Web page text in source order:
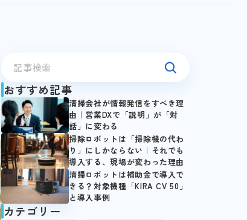
おすすめ記事
清掃会社が情報発信をすべき理
由｜営業DXで「説明」が「対
話」に変わる
掃除ロボットは「掃除機の代わ
り」にしかならない｜それでも
導入する、現場が変わった理由
清掃ロボットは補助金で導入で
きる？対象機種「KIRA CV 50」
と導入事例
カテゴリー